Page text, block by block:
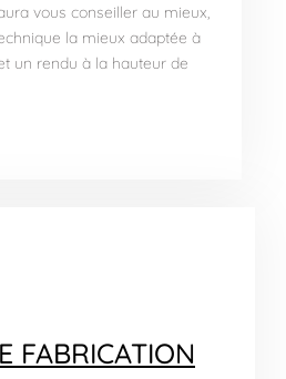
vous conseiller au mieux,
la mieux adaptée à
un rendu à la hauteur de
FABRICATION